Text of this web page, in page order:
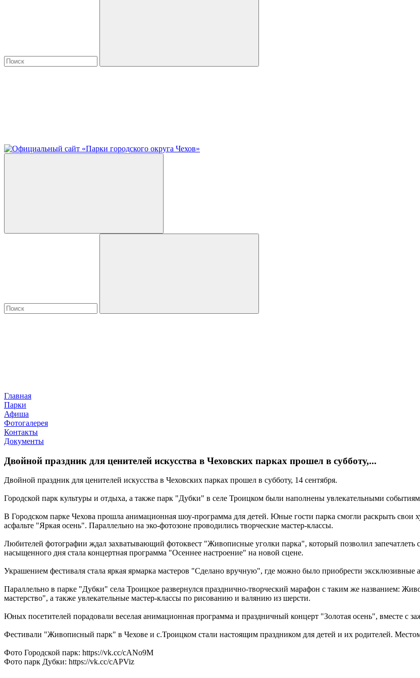
Главная
Парки
Афиша
Фотогалерея
Контакты
Документы
Двойной праздник для ценителей искусства в Чеховских парках прошел в субботу,...
Двойной праздник для ценителей искусства в Чеховских парках прошел в субботу, 14 сентября.
Городской парк культуры и отдыха, а также парк "Дубки" в селе Троицком были наполнены увлекательными
В Городском парке Чехова прошла анимационная шоу-программа для детей. Юные гости парка смогли раскрыть свои
асфальте "Яркая осень". Параллельно на эко-фотозоне проводились творческие мастер-классы.
Любителей фотографии ждал захватывающий фотоквест "Живописные уголки парка", который позволил
насыщенного дня стала концертная программа "Осеннее настроение" на новой сцене.
Украшением фестиваля стала яркая ярмарка мастеров "Сделано вручную", где можно было приобрести эксклюзивные
Параллельно в парке "Дубки" села Троицкое развернулся празднично-творческий марафон с таким же названием:
мастерство", а также увлекательные мастер-классы по рисованию и валянию из шерсти.
Юных посетителей порадовали веселая анимационная программа и праздничный концерт "Золотая осень", вместе с
Фестивали "Живописный парк" в Чехове и с.Троицком стали настоящим праздником для детей и их родителей.
Фото Городской парк: https://vk.cc/cANo9M
Фото парк Дубки: https://vk.cc/cAPViz